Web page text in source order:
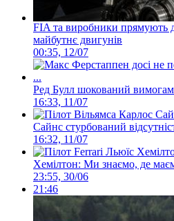
FIA та виробники прямують
майбутнє двигунів
00:35, 12/07
Ред Булл шокований
16:33, 11/07
Сайнс стурбований
16:32, 11/07
Хемілтон: Ми знаємо, де
23:55, 30/06
21:46